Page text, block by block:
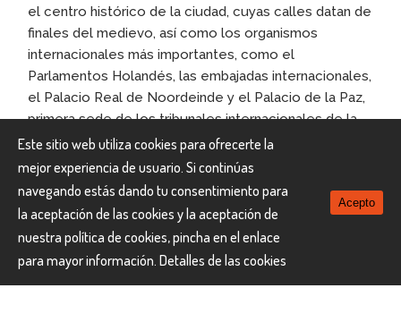
el centro histórico de la ciudad, cuyas calles datan de
finales del medievo, así como los organismos
internacionales más importantes, como el
Parlamentos Holandés, las embajadas internacionales,
el Palacio Real de Noordeinde y el Palacio de la Paz,
primera sede de los tribunales internacionales de la
ONU, así como la Corte Penal Internacional y la
Europol, entre otros puntos de interés turístico
relevante. La Haya además conserva tradiciones
gastronómicas de pueblo marinero, donde se pueden
degustar especialidades como el “kibbeling”. Tiempo
libre y regreso a Ámsterdam en tren.
Alojamiento:ROOM MATE AITANA
Este sitio web utiliza cookies para ofrecerte la
mejor experiencia de usuario. Si continúas
navegando estás dando tu consentimiento para
la aceptación de las cookies y la aceptación de
nuestra política de cookies, pincha en el enlace
para mayor información. Detalles de las cookies
Acepto